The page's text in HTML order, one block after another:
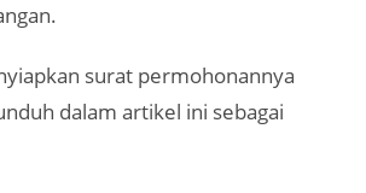
surat permohonannya
dalam artikel ini sebagai